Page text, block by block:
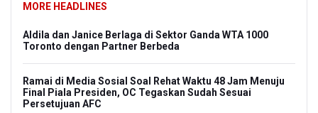
MORE HEADLINES
Aldila dan Janice Berlaga di Sektor Ganda WTA 1000
Toronto dengan Partner Berbeda
Ramai di Media Sosial Soal Rehat Waktu 48 Jam Menuju
Final Piala Presiden, OC Tegaskan Sudah Sesuai
Persetujuan AFC